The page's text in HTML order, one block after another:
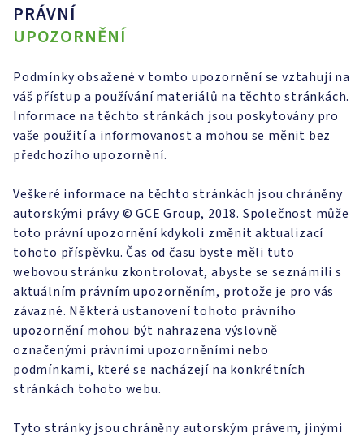
PRÁVNÍ
UPOZORNĚNÍ
Podmínky obsažené v tomto upozornění se vztahují na
váš přístup a používání materiálů na těchto stránkách.
Informace na těchto stránkách jsou poskytovány pro
vaše použití a informovanost a mohou se měnit bez
předchozího upozornění.
Veškeré informace na těchto stránkách jsou chráněny
autorskými právy © GCE Group, 2018. Společnost může
toto právní upozornění kdykoli změnit aktualizací
tohoto příspěvku. Čas od času byste měli tuto
webovou stránku zkontrolovat, abyste se seznámili s
aktuálním právním upozorněním, protože je pro vás
závazné. Některá ustanovení tohoto právního
upozornění mohou být nahrazena výslovně
označenými právními upozorněními nebo
podmínkami, které se nacházejí na konkrétních
stránkách tohoto webu.
Tyto stránky jsou chráněny autorským právem, jinými